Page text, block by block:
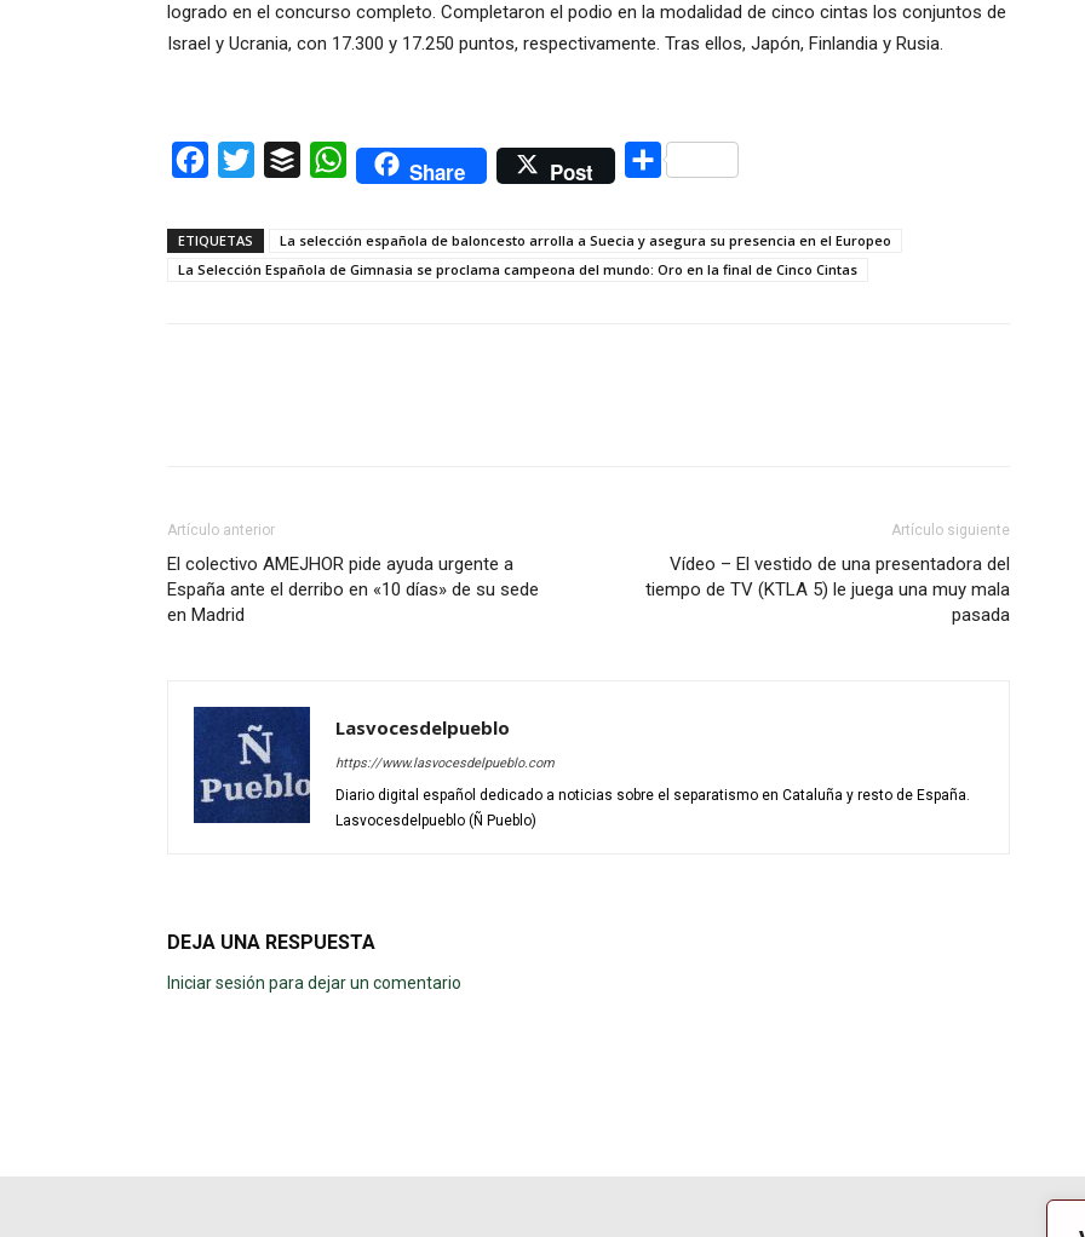
logrado en el concurso completo. Completaron el podio en la modalidad de cinco cintas los conjuntos de
Israel y Ucrania, con 17.300 y 17.250 puntos, respectivamente. Tras ellos, Japón, Finlandia y Rusia.
Facebook
Twitter Buffer WhatsAppShare Post Compartir
ETIQUETAS
La selección española de baloncesto arrolla a Suecia y asegura su presencia en el Europeo
La Selección Española de Gimnasia se proclama campeona del mundo: Oro en la final de Cinco Cintas
Artículo anterior
El colectivo AMEJHOR pide ayuda urgente a
España ante el derribo en «10 días» de su sede
en Madrid
Artículo siguiente
Vídeo – El vestido de una presentadora del
tiempo de TV (KTLA 5) le juega una muy mala
pasada
Lasvocesdelpueblo
https://www.lasvocesdelpueblo.com
Diario digital español dedicado a noticias sobre el separatismo en Cataluña y resto de España.
Lasvocesdelpueblo (Ñ Pueblo)
DEJA UNA RESPUESTA
Iniciar sesión para dejar un comentario